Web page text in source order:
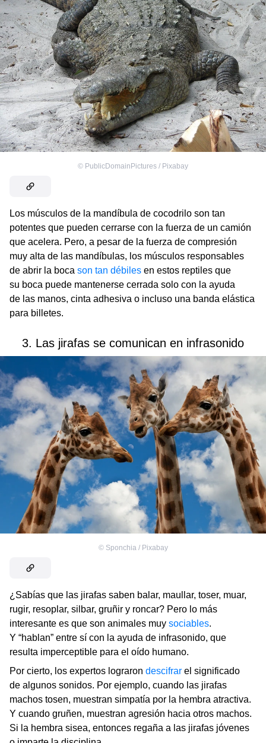
© PublicDomainPictures / Pixabay
Los músculos de la mandíbula de cocodrilo son tan
potentes que pueden cerrarse con la fuerza de un camión
que acelera. Pero, a pesar de la fuerza de compresión
muy alta de las mandíbulas, los músculos responsables
de abrir la boca son tan débiles en estos reptiles que
su boca puede mantenerse cerrada solo con la ayuda
de las manos, cinta adhesiva o incluso una banda elástica
para billetes.
3. Las jirafas se comunican en infrasonido
© Sponchia / Pixabay
¿Sabías que las jirafas saben balar, maullar, toser, muar,
rugir, resoplar, silbar, gruñir y roncar? Pero lo más
interesante es que son animales muy sociables.
Y “hablan” entre sí con la ayuda de infrasonido, que
resulta imperceptible para el oído humano.
Por cierto, los expertos lograron descifrar el significado
de algunos sonidos. Por ejemplo, cuando las jirafas
machos tosen, muestran simpatía por la hembra atractiva.
Y cuando gruñen, muestran agresión hacia otros machos.
Si la hembra sisea, entonces regaña a las jirafas jóvenes